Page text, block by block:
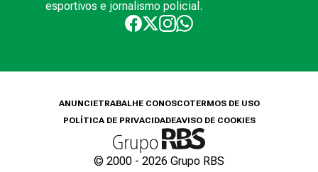
esportivos e jornalismo policial.
ANUNCIETRABALHE CONOSCOTERMOS DE USO
POLÍTICA DE PRIVACIDADEAVISO DE COOKIES
© 2000 - 2026 Grupo RBS